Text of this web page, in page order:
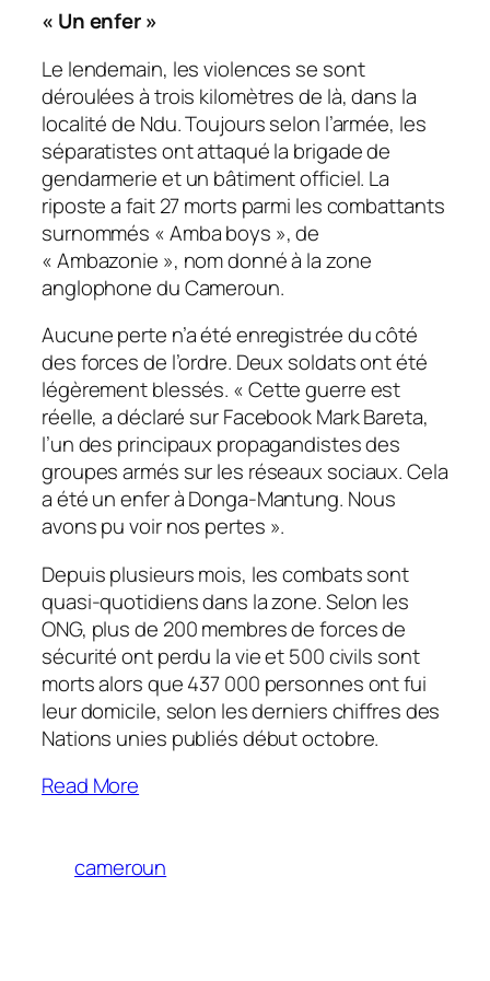
« Un enfer»
Le lendemain, les violences se sont
déroulées à trois kilomètres de là, dans la
localité de Ndu. Toujours selon l’armée, les
séparatistes ont attaqué la brigade de
gendarmerie et un bâtiment officiel. La
riposte a fait 27 morts parmi les combattants
surnommés « Amba boys », de
« Ambazonie », nom donné à la zone
anglophone du Cameroun.
Aucune perte n’a été enregistrée du côté
des forces de l’ordre. Deux soldats ont été
légèrement blessés. «Cette guerre est
réelle, a déclaré sur Facebook Mark Bareta,
l’un des principaux propagandistes des
groupes armés sur les réseaux sociaux.Cela
a été un enfer à Donga-Mantung. Nous
avons pu voir nos pertes ».
Depuis plusieurs mois, les combats sont
quasi-quotidiens dans la zone. Selon les
ONG, plus de 200 membres de forces de
sécurité ont perdu la vie et 500 civils sont
morts alors que 437 000 personnes ont fui
leur domicile, selon les derniers chiffres des
Nations unies publiés début octobre.
Read More
cameroun